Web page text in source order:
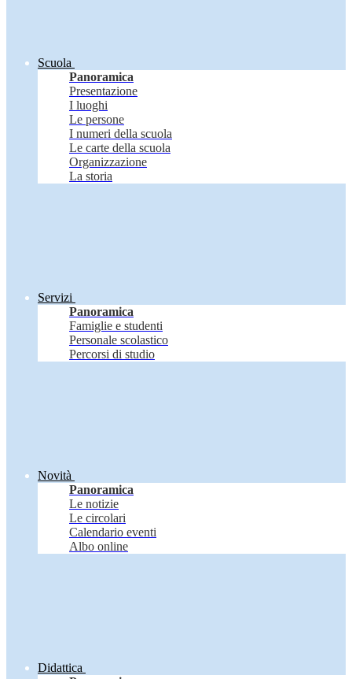
Scuola
Panoramica
Presentazione
I luoghi
Le persone
I numeri della scuola
Le carte della scuola
Organizzazione
La storia
Servizi
Panoramica
Famiglie e studenti
Personale scolastico
Percorsi di studio
Novità
Panoramica
Le notizie
Le circolari
Calendario eventi
Albo online
Didattica